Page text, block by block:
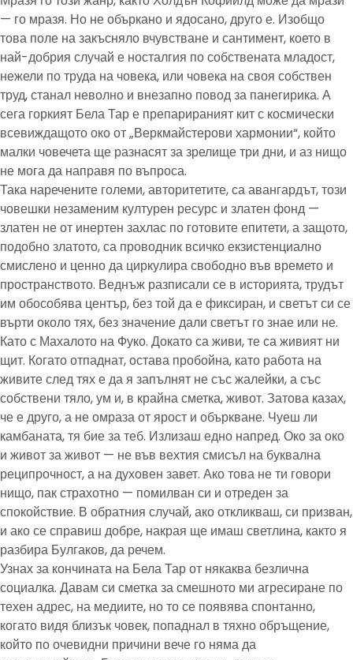
— го мразя. Но не объркано и ядосано, друго е. Изобщо
това поле на закъсняло вчувстване и сантимент, което в
най-добрия случай е носталгия по собствената младост,
нежели по труда на човека, или човека на своя собствен
труд, станал неволно и внезапно повод за панегирика. А
сега горкият Бела Тар е препарираният кит с космически
всевиждащото око от „Веркмайстерови хармонии“, който
малки човечета ще разнасят за зрелище три дни, и аз нищо
не мога да направя по въпроса.
Така наречените големи, авторитетите, са авангардът, този
човешки незаменим културен ресурс и златен фонд —
златен не от инертен захлас по готовите епитети, а защото,
подобно златото, са проводник всичко екзистенциално
смислено и ценно да циркулира свободно във времето и
пространството. Веднъж разписали се в историята, трудът
им обособява център, без той да е фиксиран, и светът си се
върти около тях, без значение дали светът го знае или не.
Като с Махалото на Фуко. Докато са живи, те са живият ни
щит. Когато отпаднат, остава пробойна, като работа на
живите след тях е да я запълнят не със жалейки, а със
собствени тяло, ум и, в крайна сметка, живот. Затова казах,
че е друго, а не омраза от ярост и объркване. Чуеш ли
камбаната, тя бие за теб. Излизаш едно напред. Око за око
и живот за живот — не във вехтия смисъл на буквална
реципрочност, а на духовен завет. Ако това не ти говори
нищо, пак страхотно — помилван си и отреден за
спокойствие. В обратния случай, ако откликваш, си призван,
и ако се справиш добре, накрая ще имаш светлина, както я
разбира Булгаков, да речем.
Узнах за кончината на Бела Тар от някаква безлична
социалка. Давам си сметка за смешното ми агресиране по
техен адрес, на медиите, но то се появява спонтанно,
когато видя близък човек, попаднал в тяхно обръщение,
който по очевидни причини вече го няма да